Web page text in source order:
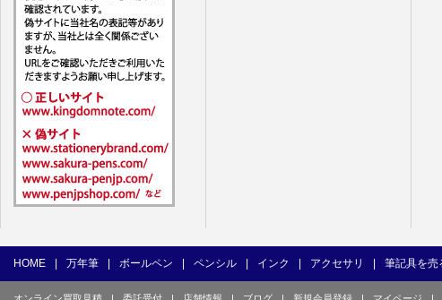
(3) 上記の他、他の
HOME 万年筆 ボールペン ペンシル インク アクセサリ 筆記具を売